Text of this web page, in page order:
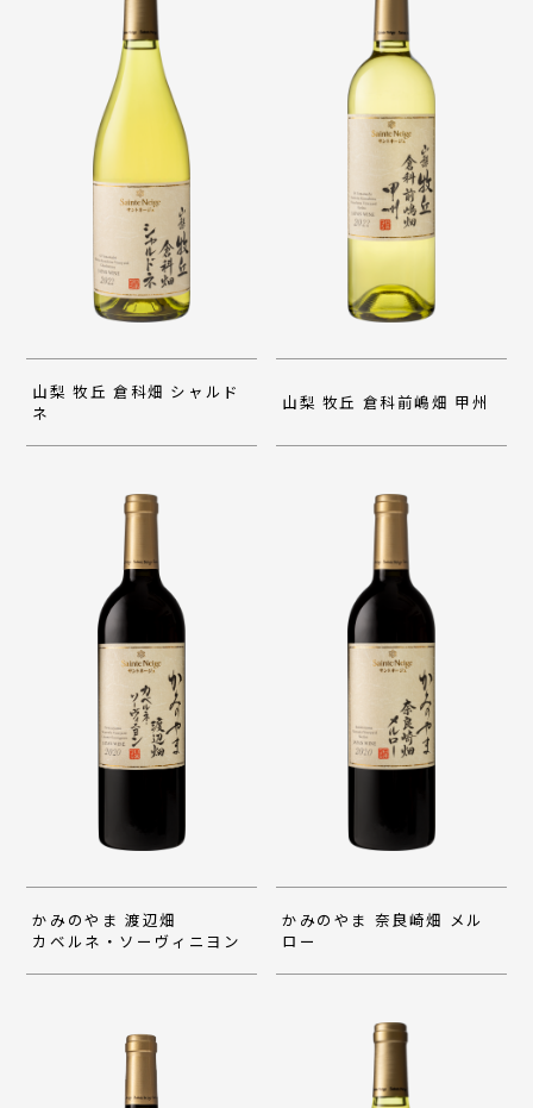
山梨 牧丘 倉科畑 シャルド
ネ
山梨 牧丘 倉科前嶋畑 甲州
かみのやま 渡辺畑
カベルネ・ソーヴィニヨン
かみのやま 奈良崎畑 メル
ロー